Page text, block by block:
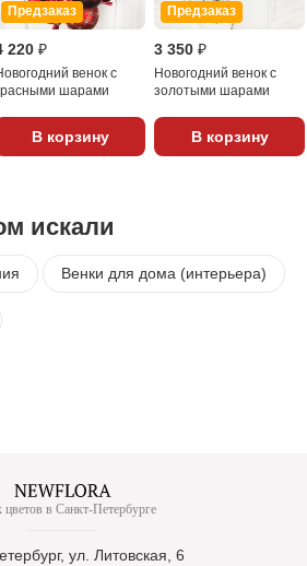
Предзаказ
220 ₽
венок с
шарами
В корзину
Предзаказ
3 350 ₽
Новогодний венок с
золотыми шарами
В корзину
искали
Венки для дома (интерьера)
цветов в Санкт-Петербурге
ул. Литовская, 6